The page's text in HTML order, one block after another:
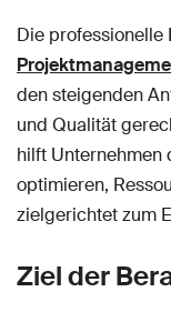
Die professionelle
den steigenden
und Qualität
hilft Unternehmen
optimieren,
zielgerichtet zum
Ziel der